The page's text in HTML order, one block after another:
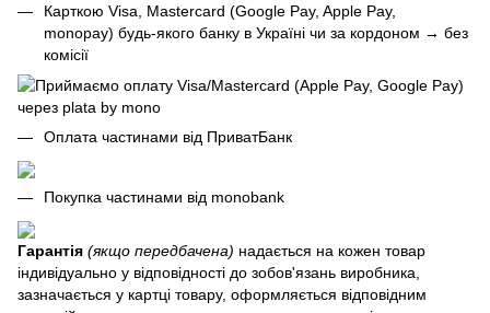
Карткою Visa, Mastercard (Google Pay, Apple Pay,
monopay) будь-якого банку в Україні чи за кордоном → без
комісії
Оплата частинами від ПриватБанк
Покупка частинами від monobank
Гарантія (якщо передбачена) надається на кожен товар
індивідуально у відповідності до зобов'язань виробника,
зазначається у картці товару, оформляється відповідним